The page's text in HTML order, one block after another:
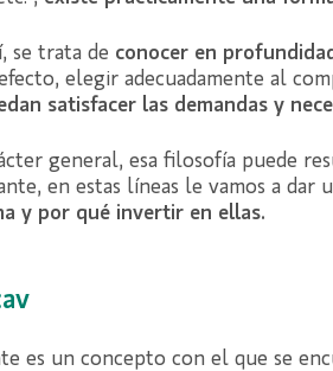
se trata de conocer en
elegir adecuadamente al
satisfacer las demandas y
general, esa filosofía puede
en estas líneas le vamos a dar
y por qué invertir en ellas.
es un concepto con el que se